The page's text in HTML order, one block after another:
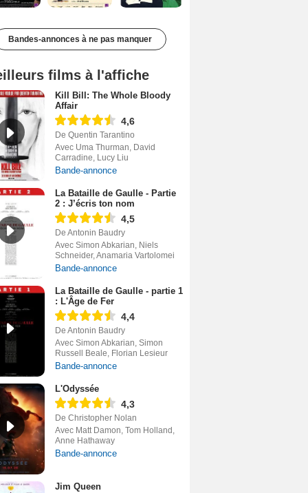
Bandes-annonces à ne pas manquer
films à l'affiche
Kill Bill: The Whole Bloody
Affair
4,6
De Quentin Tarantino
Avec Uma Thurman, David
Carradine, Lucy Liu
Bande-annonce
La Bataille de Gaulle - Partie
2 : J’écris ton nom
4,5
De Antonin Baudry
Avec Simon Abkarian, Niels
Schneider, Anamaria Vartolomei
Bande-annonce
La Bataille de Gaulle - partie 1
: L'Âge de Fer
4,4
De Antonin Baudry
Avec Simon Abkarian, Simon
Russell Beale, Florian Lesieur
Bande-annonce
L'Odyssée
4,3
De Christopher Nolan
Avec Matt Damon, Tom Holland,
Anne Hathaway
Bande-annonce
Jim Queen